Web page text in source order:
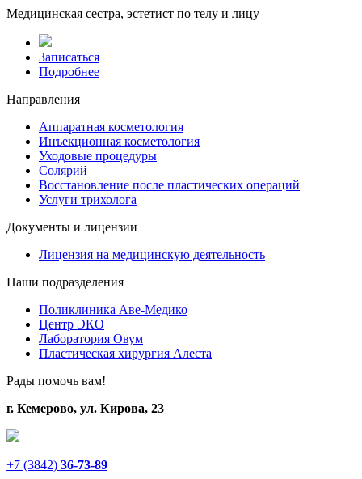
Медицинская сестра, эстетист по телу и лицу
Записаться
Подробнее
Направления
Аппаратная косметология
Инъекционная косметология
Уходовые процедуры
Солярий
Восстановление после пластических операций
Услуги трихолога
Документы и лицензии
Лицензия на медицинскую деятельность
Наши подразделения
Поликлиника Аве-Медико
Центр ЭКО
Лаборатория Овум
Пластическая хирургия Алеста
Рады помочь вам!
г. Кемерово, ул. Кирова, 23
+7 (3842) 36-73-89